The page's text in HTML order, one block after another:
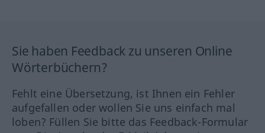
Sie haben Feedback zu unseren Online
Wörterbüchern?
Fehlt eine Übersetzung, ist Ihnen ein Fehler
aufgefallen oder wollen Sie uns einfach mal
loben? Füllen Sie bitte das Feedback-Formular